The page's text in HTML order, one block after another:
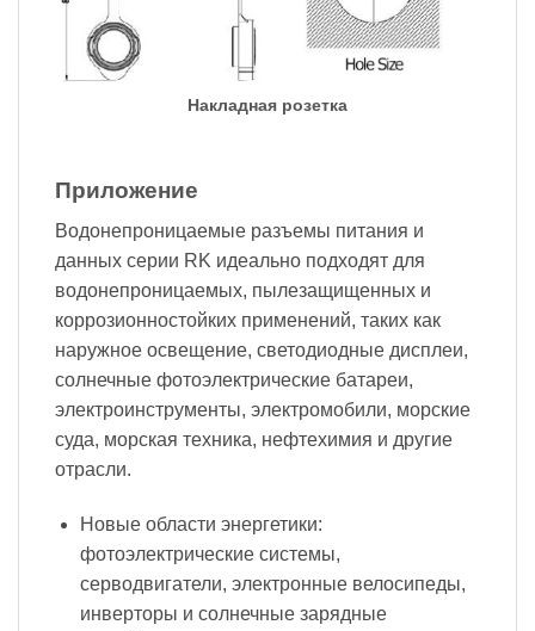
Накладная розетка
Приложение
Водонепроницаемые разъемы питания и
данных серии RK идеально подходят для
водонепроницаемых, пылезащищенных и
коррозионностойких применений, таких как
наружное освещение, светодиодные дисплеи,
солнечные фотоэлектрические батареи,
электроинструменты, электромобили, морские
суда, морская техника, нефтехимия и другие
отрасли.
Новые области энергетики:
фотоэлектрические системы,
серводвигатели, электронные велосипеды,
инверторы и солнечные зарядные